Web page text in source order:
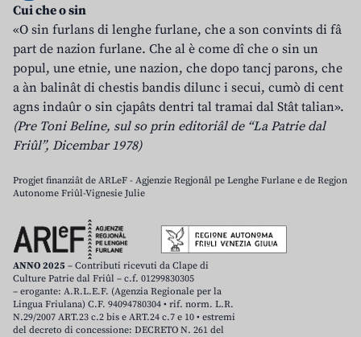
Cui che o sin
«O sin furlans di lenghe furlane, che a son convints di fâ
part de nazion furlane. Che al è come dî che o sin un
popul, une etnie, une nazion, che dopo tancj parons, che
a àn balinât di chestis bandis dilunc i secui, cumò di cent
agns indaûr o sin cjapâts dentri tal tramai dal Stât talian».
(Pre Toni Beline, sul so prin editoriâl de “La Patrie dal
Friûl”, Dicembar 1978)
Progjet finanziât de ARLeF - Agjenzie Regjonâl pe Lenghe Furlane e de Regjon
Autonome Friûl-Vignesie Julie
ANNO 2025 – Contributi ricevuti da Clape di
Culture Patrie dal Friûl – c.f. 01299830305
– erogante: A.R.L.E.F. (Agenzia Regionale per la
Lingua Friulana) C.F. 94094780304 • rif. norm. L.R.
N.29/2007 ART.23 c.2 bis e ART.24 c.7 e 10 • estremi
del decreto di concessione: DECRETO N. 261 del